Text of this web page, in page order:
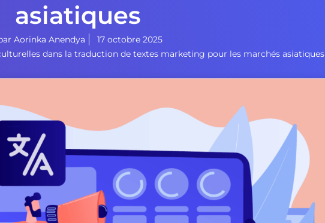
asiatiques
Aorinka Anendya
17 octobre 2025
dans la traduction de textes marketing pour les marchés asiatiques